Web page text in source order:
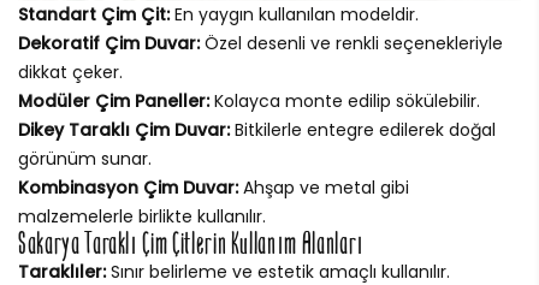
Standart Çim Çit:En yaygın kullanılan modeldir.
Dekoratif Çim Duvar:Özel desenli ve renkli seçenekleriyle
dikkat çeker.
Modüler Çim Paneller:Kolayca monte edilip sökülebilir.
Dikey Taraklı Çim Duvar:Bitkilerle entegre edilerek doğal
görünüm sunar.
Kombinasyon Çim Duvar:Ahşap ve metal gibi
malzemelerle birlikte kullanılır.
Sakarya Taraklı Çim Çitlerin Kullanım Alanları
Taraklıler:Sınır belirleme ve estetik amaçlı kullanılır.